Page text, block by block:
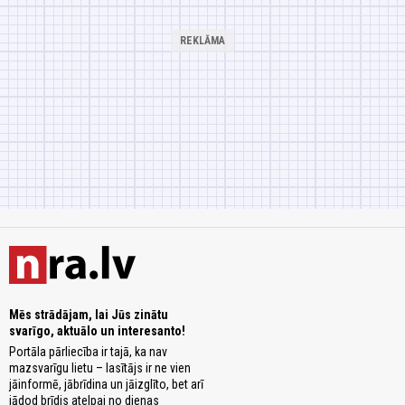
Mēs strādājam, lai Jūs zinātu
svarīgo, aktuālo un interesanto!
Portāla pārliecība ir tajā, ka nav
mazsvarīgu lietu – lasītājs ir ne vien
jāinformē, jābrīdina un jāizglīto, bet arī
jādod brīdis atelpai no dienas